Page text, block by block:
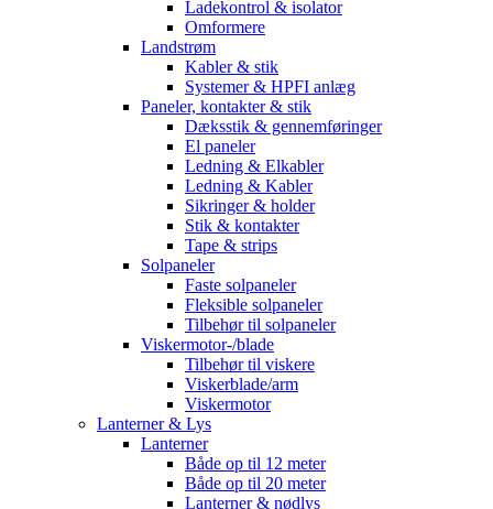
Ladekontrol & isolator
Omformere
Landstrøm
Kabler & stik
Systemer & HPFI anlæg
Paneler, kontakter & stik
Dæksstik & gennemføringer
El paneler
Ledning & Elkabler
Ledning & Kabler
Sikringer & holder
Stik & kontakter
Tape & strips
Solpaneler
Faste solpaneler
Fleksible solpaneler
Tilbehør til solpaneler
Viskermotor-/blade
Tilbehør til viskere
Viskerblade/arm
Viskermotor
Lanterner & Lys
Lanterner
Både op til 12 meter
Både op til 20 meter
Lanterner & nødlys